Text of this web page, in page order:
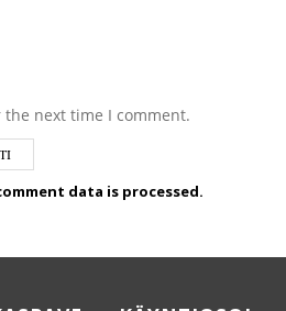
next time I comment.
data is processed.